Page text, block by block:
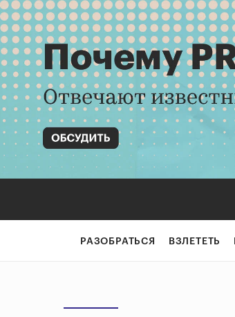
РАЗОБРАТЬСЯ ВЗЛЕТЕТЬ